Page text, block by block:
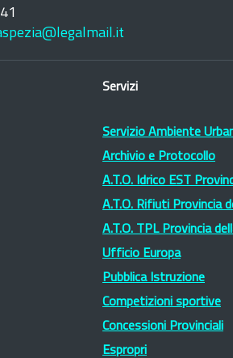
Servizi
Servizio Ambiente
Archivio e Protocollo
A.T.O. Idrico EST
A.T.O. Rifiuti Provincia
A.T.O. TPL Provincia
Ufficio Europa
Pubblica Istruzione
Competizioni sportive
Concessioni Provinciali
Espropri